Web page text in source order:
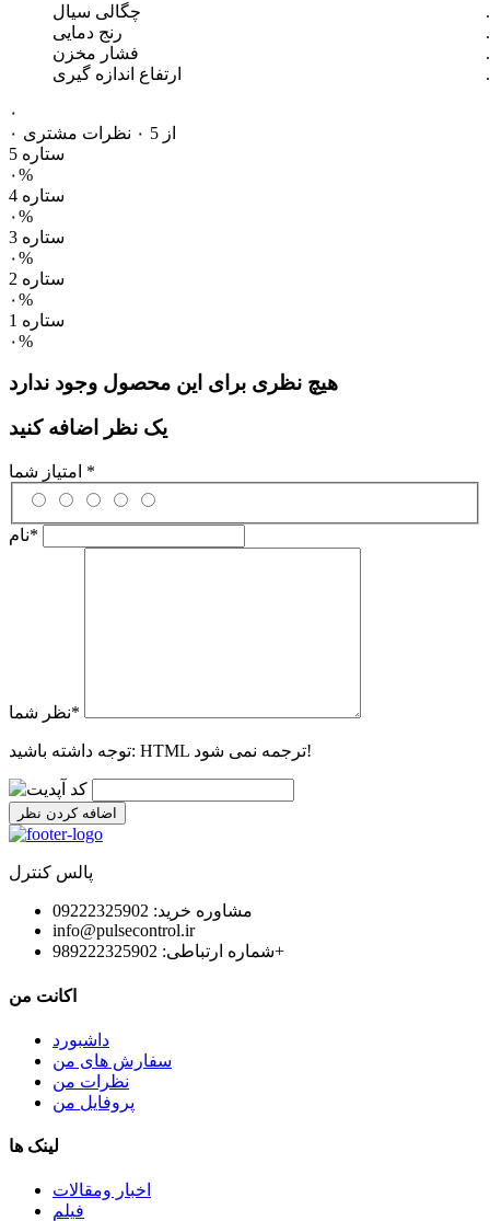
چگالی سیال
رنج دمایی
فشار مخزن
ارتفاع اندازه گیری
۰
۰ از 5
۰ نظرات مشتری
5 ستاره
۰%
4 ستاره
۰%
3 ستاره
۰%
2 ستاره
۰%
1 ستاره
۰%
هیچ نظری برای این محصول وجود ندارد
یک نظر اضافه کنید
*
نام*
نظر شما*
توجه داشته باشید: HTML ترجمه نمی شود!
اضافه کردن نظر
پالس کنترل
مشاوره خرید: 09222325902
info@pulsecontrol.ir
شماره ارتباطی: 989222325902+
اکانت من
داشبورد
سفارش های من
نظرات من
پروفایل من
لینک ها
اخبار ومقالات
فیلم